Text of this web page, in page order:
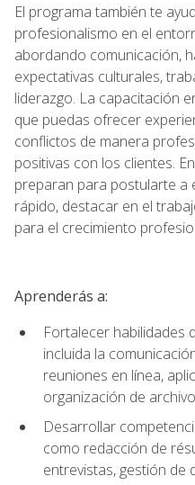
El programa también te
profesionalismo en el
abordando comunicación,
expectativas culturales,
liderazgo. La capacitación
que puedas ofrecer
conflictos de manera
positivas con los clientes.
preparan para postularte a
rápido, destacar en el
para el crecimiento
Aprenderás a:
Fortalecer habilidades
incluida la
reuniones en línea,
organización de
Desarrollar
como redacción de
entrevistas, gestión de